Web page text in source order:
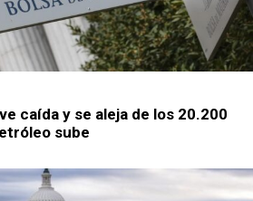
caída y se aleja de los 20.200
sube